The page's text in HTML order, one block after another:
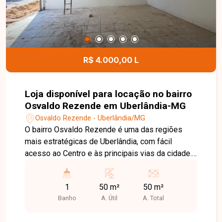
espaço ideal para o seu negócio.
R$ 4.000,00 L
Loja disponível para locação no bairro
Osvaldo Rezende em Uberlândia-MG
Osvaldo Rezende - Uberlândia/MG
O bairro Osvaldo Rezende é uma das regiões
mais estratégicas de Uberlândia, com fácil
acesso ao Centro e às principais vias da cidade.
veículos, além de contar com ampla infraestrutura
comercial e de serviços, tornando-se uma
excelente opção para diversos tipos de
1
Banho
50 m²
A. Útil
50 m²
A. Total